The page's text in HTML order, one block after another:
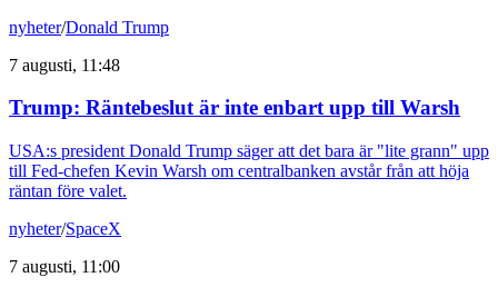
nyheter/Donald Trump
7 augusti, 11:48
Trump: Räntebeslut är inte enbart upp till Warsh
USA:s president Donald Trump säger att det bara är "lite grann" upp
till Fed-chefen Kevin Warsh om centralbanken avstår från att höja
räntan före valet.
nyheter/SpaceX
7 augusti, 11:00